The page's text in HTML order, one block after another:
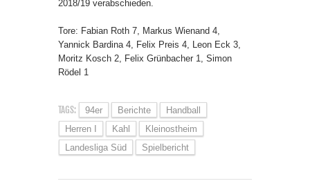
2018/19 verabschieden.
Tore: Fabian Roth 7, Markus Wienand 4,
Yannick Bardina 4, Felix Preis 4, Leon Eck 3,
Moritz Kosch 2, Felix Grünbacher 1, Simon
Rödel 1
TAGS: 94er Berichte
Handball
Herren I
Kahl
Kleinostheim
Landesliga Süd
Spielbericht